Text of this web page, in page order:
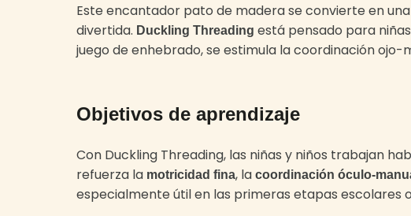
Este encantador pato de madera se convierte en
divertida. Duckling Threading está pensado para
juego de enhebrado, se estimula la coordinación
Objetivos de aprendizaje
Con Duckling Threading, las niñas y niños trabajan
refuerza la motricidad fina, lacoordinación óculo-
especialmente útil en las primeras etapas escolares